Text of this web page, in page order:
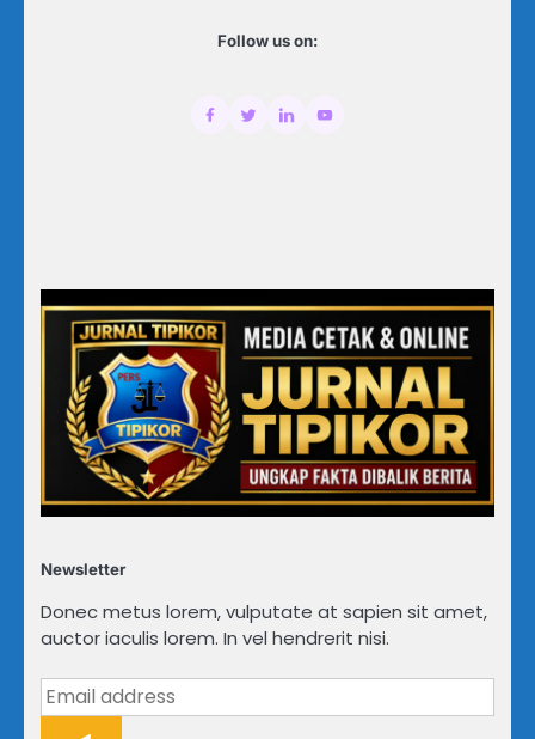
Follow us on:
Newsletter
Donec metus lorem, vulputate at sapien sit amet,
auctor iaculis lorem. In vel hendrerit nisi.